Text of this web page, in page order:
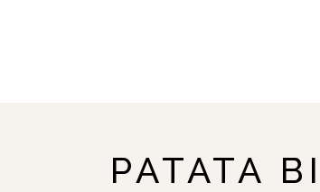
PATATA